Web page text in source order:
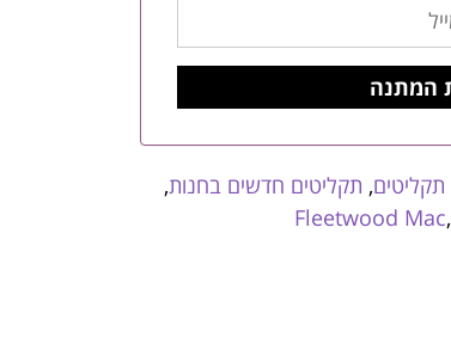
תקליטים, תקליטים חדשים בחנות,
Fleetwood Mac,